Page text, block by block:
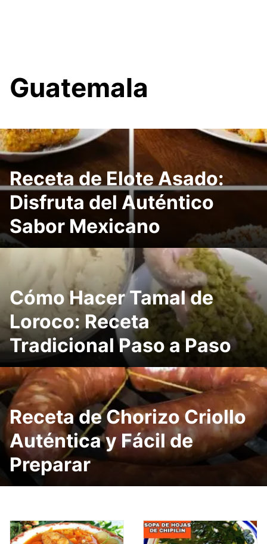
Guatemala
Receta de Elote Asado:
Disfruta del Auténtico
Sabor Mexicano
Cómo Hacer Tamal de
Loroco: Receta
Tradicional Paso a Paso
Receta de Chorizo Criollo
Auténtica y Fácil de
Preparar